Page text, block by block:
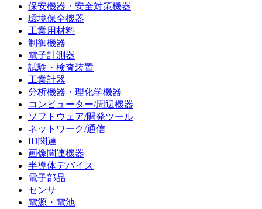
保安機器・安全対策機器
環境保全機器
工業用材料
制御機器
電子計測器
試験・検査装置
工業計器
分析機器・理化学機器
コンピューター/周辺機器
ソフトウェア/開発ツール
ネットワーク/通信
ID関連
画像関連機器
半導体デバイス
電子部品
センサ
電源・電池